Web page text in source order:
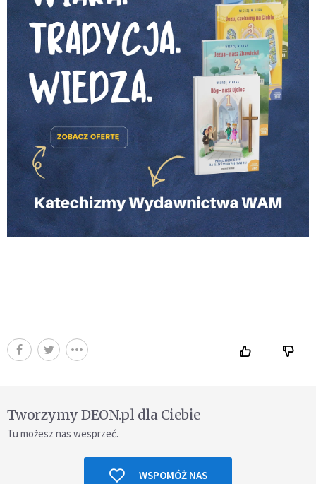
Tworzymy DEON.pl dla Ciebie
Tu możesz nas wesprzeć.
WSPOMÓŻ NAS